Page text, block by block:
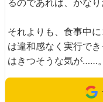
るのであれば、かな
それよりも、食事中
は違和感なく実行で
はきつそうな気が……。